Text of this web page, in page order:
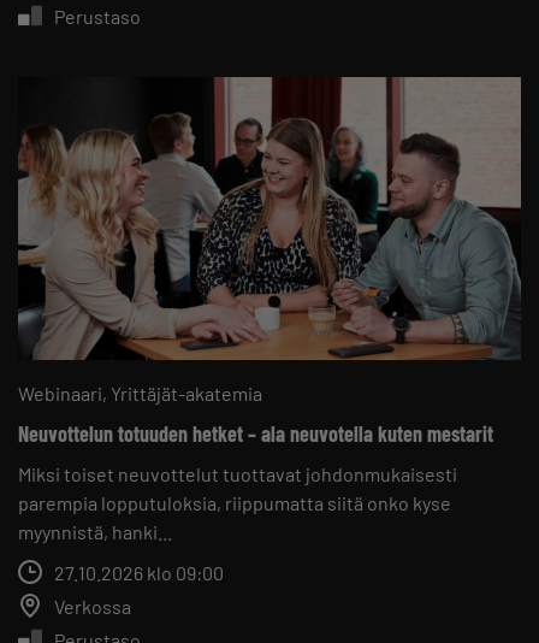
Perustaso
Webinaari Yrittäjät-akatemia
Neuvottelun totuuden hetket – ala neuvotella kuten mestarit
Miksi toiset neuvottelut tuottavat johdonmukaisesti
parempia lopputuloksia, riippumatta siitä onko kyse
myynnistä, hanki...
27.10.2026 klo 09:00
Verkossa